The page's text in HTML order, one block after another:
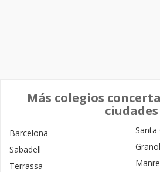
Más colegios
ciudades
Barcelona
Sabadell
Terrassa
Santa